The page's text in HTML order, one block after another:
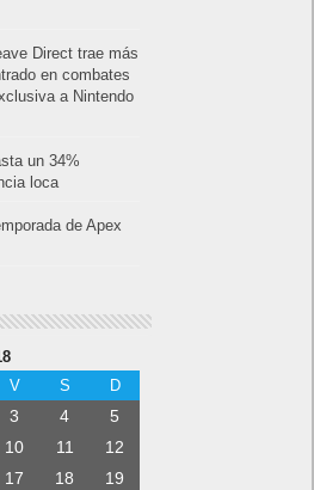
Direct trae más
en combates
a Nintendo
un 34%
loca
de Apex
V S D
3 4
5
10 11
12
17 18
19